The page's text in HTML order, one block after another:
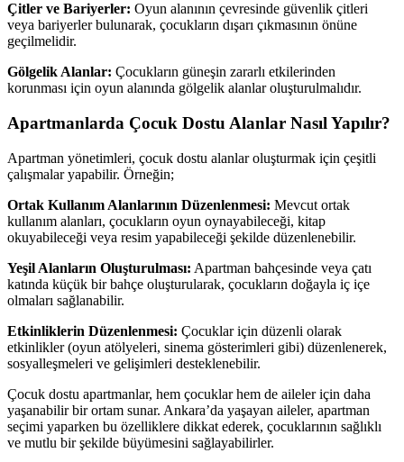
Çitler ve Bariyerler: Oyun alanının çevresinde güvenlik çitleri
veya bariyerler bulunarak, çocukların dışarı çıkmasının önüne
geçilmelidir.
Gölgelik Alanlar: Çocukların güneşin zararlı etkilerinden
korunması için oyun alanında gölgelik alanlar oluşturulmalıdır.
Apartmanlarda Çocuk Dostu Alanlar Nasıl Yapılır?
Apartman yönetimleri, çocuk dostu alanlar oluşturmak için çeşitli
çalışmalar yapabilir. Örneğin;
Ortak Kullanım Alanlarının Düzenlenmesi: Mevcut ortak
kullanım alanları, çocukların oyun oynayabileceği, kitap
okuyabileceği veya resim yapabileceği şekilde düzenlenebilir.
Yeşil Alanların Oluşturulması: Apartman bahçesinde veya çatı
katında küçük bir bahçe oluşturularak, çocukların doğayla iç içe
olmaları sağlanabilir.
Etkinliklerin Düzenlenmesi: Çocuklar için düzenli olarak
etkinlikler (oyun atölyeleri, sinema gösterimleri gibi) düzenlenerek,
sosyalleşmeleri ve gelişimleri desteklenebilir.
Çocuk dostu apartmanlar, hem çocuklar hem de aileler için daha
yaşanabilir bir ortam sunar. Ankara’da yaşayan aileler, apartman
seçimi yaparken bu özelliklere dikkat ederek, çocuklarının sağlıklı
ve mutlu bir şekilde büyümesini sağlayabilirler.